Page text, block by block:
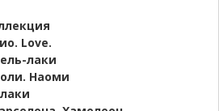
Love.
лаки
Наоми